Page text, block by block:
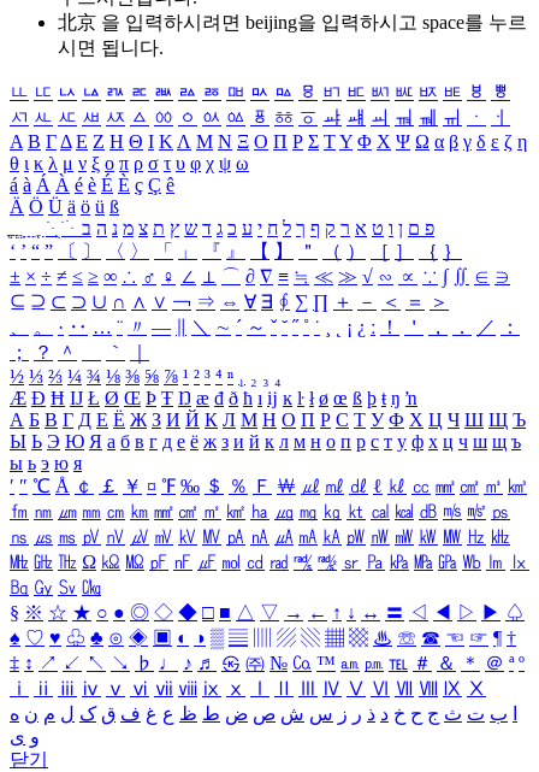
北京 을 입력하시려면 beijing을 입력하시고 space를 누르
시면 됩니다.
ㅥ ㅦ ㅧ ㅨ ㅩ ㅪ ㅫ ㅬ ㅭ ㅮ ㅯ ㅰ ㅱ ㅲ ㅳ ㅴ ㅵ ㅶ ㅷ ㅸ
ㅹ
ㅺ ㅻ ㅼ ㅽ ㅾ ㅿ ㆀ ㆁ ㆂ ㆃ ㆄ ㆅ ㆆ ㆇ ㆈ ㆉ ㆊ ㆋ ㆌ ㆍ
ㆎ
Α Β ΓΔ Ε Ζ Η Θ Ι ΚΛ Μ Ν Ξ Ο Π Ρ Σ ΤΥ Φ Χ Ψ Ω α β γ δ ε ζ η
θ ι κ λ μ ν ξ ο π ρ σ τ υ φ χ ψ ω
á à Á À é è É È ç Ç ê
Ä Ö Ü ä ö ü ß
ִֶֹ ֻּ ׁׂ פ ם ן ו ט א ר ק ף ך ל ח י ע כ ג ד ש ץ ת צ מ נ ה ב
‘ ’ “ ” 〔 〕 〈 〉 「 」 『 』 【 】 ＂ （ ） ［ ］ ｛ ｝
± × ÷ ≠ ≤ ≥ ∞ ∴ ♂ ♀ ∠ ⊥ ⌒ ∂ ∇ ≡ ≒ ≪ ≫ √ ∽ ∝ ∵ ∫ ∬ ∈ ∋
⊆ ⊇ ⊂ ⊃ ∪ ∩ ∧ ∨ ￢ ⇒ ⇔ ∀ ∃ ∮ ∑ ∏ ＋ － ＜ ＝
＞
、
。 · ‥ … ¨ 〃 ― ＼ ∼ ´ ～ ˇ ˘ ˝ ˚ ˙ ¸ ¡ ¿ ː ！ ＇ ， ． ／
：
；
？ ＾ ｀
½ ⅓ ⅔ ¼ ¾ ⅛ ⅜ ⅝ ⅞ ¹ ² ³ ⁴ ⁿ ₁ ₂ ₃ ₄
Æ Ð Ħ Ĳ Ł Ø Œ Þ Ŧ Ŋ æ đ ð ħ ı ĳ ĸ ŀ ł ø œ ß þ ŧ ŋ ŉ
А Б В Г Д Е Ё Ж З И Й К Л М Н О П Р С Т У Ф Х Ц Ч Ш Щ Ъ
Ы Ь Э Ю Я а б в г д е ё ж з и й к л м н о п р с т у ф х ц ч ш щ ъ
ы ь э ю я
′ ″ ℃ Å ￠ ￡ ￥ ¤ ℉ ‰ ＄ ％ Ｆ ￦ ㎕ ㎖ ㎗ ℓ ㎘ ㏄ ㎣ ㎤ ㎥ ㎦
㎙ ㎚ ㎛ ㎜ ㎝ ㎞ ㎟ ㎠ ㎡ ㎢ ㏊ ㎍ ㎎ ㎏ ㏏ ㎈ ㎉ ㏈ ㎧ ㎨ ㎰
㎱ ㎲ ㎳ ㎴ ㎵ ㎶ ㎷ ㎸ ㎹ ㎀ ㎁ ㎂ ㎃ ㎄ ㎺ ㎻ ㎽ ㎾ ㎿ ㎐ ㎑
㎒ ㎓ ㎔ Ω ㏀ ㏁ ㎊ ㎋ ㎌ ㏖ ㏅ ㎭ ㎮ ㎯ ㏛ ㎩ ㎪ ㎫ ㎬ ㏝ ㏐
㏓
㏃ ㏉ ㏜ ㏆
§ ※ ☆ ★ ○ ● ◎ ◇ ◆ □ ■ △ ▽ → ← ↑ ↓ ↔ 〓 ◁ ◀ ▷ ▶ ♤
♠ ♡ ♥ ♧ ♣ ⊙ ◈ ▣ ◐ ◑ ▒ ▤ ▨ ▧ ▦ ▩ ♨ ☏ ☎ ☜ ☞ ¶ †
‡ ↕ ↗ ↙ ↖ ↘ ♭ ♩ ♪ ♬ ㉿ ㈜ № ㏇ ™ ㏂ ㏘ ℡ ＃ ＆ ＊ ＠ ª º
ⅰ
ⅱ ⅲ ⅳ ⅴ ⅵ ⅶ ⅷ ⅸ ⅹ Ⅳ Ⅴ Ⅵ Ⅶ Ⅷ Ⅸ Ⅹ
ب ت ث ج ح خ د ذ ر ز س ش ص ض ط ظ ع غ ف ق ک ل م ن ه
و ی
닫기